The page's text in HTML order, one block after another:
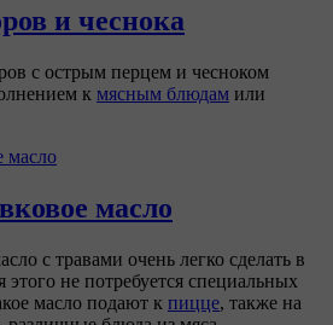
и чеснока
с острым перцем и чесноком
к мясным блюдам или
масло
с травами очень легко сделать в
не потребуется специальных
масло подают к пицце, также на